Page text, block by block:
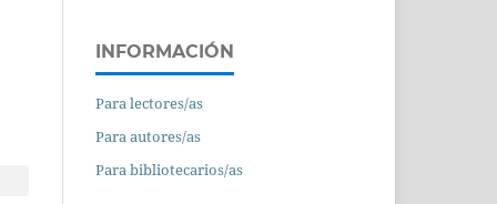
INFORMACIÓN
Para lectores/as
Para autores/as
Para bibliotecarios/as